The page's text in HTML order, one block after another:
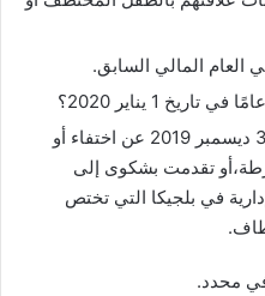
العام المالي السابق.
إن كنت قد أفادت قبل 31 ديسمبر 2019 عن اختفاء أو
تقدمت بشكوى إلى
في بلجيكا التي تختص
محدد.